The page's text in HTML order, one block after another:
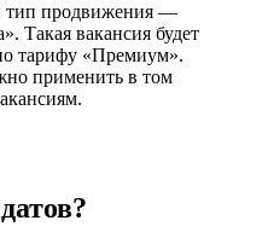
тип продвижения —
Такая вакансия будет
тарифу «Премиум».
применить в том